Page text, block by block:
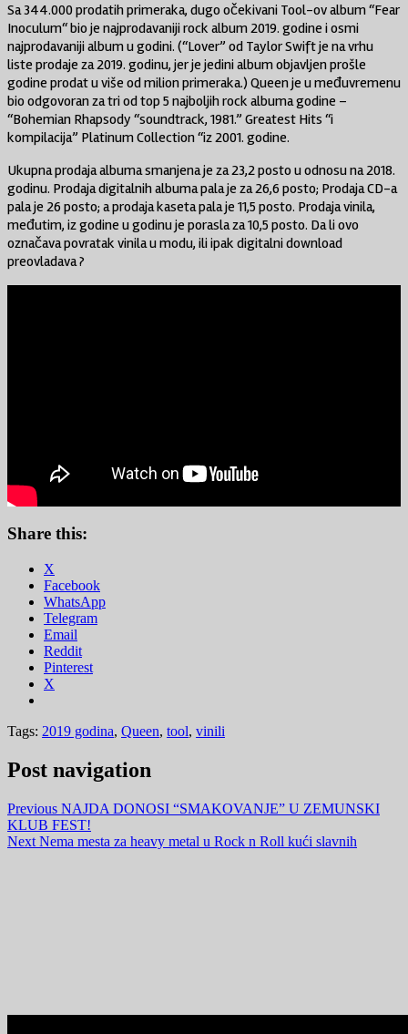
Sa 344.000 prodatih primeraka, dugo očekivani Tool-ov album “Fear
Inoculum“ bio je najprodavaniji rock album 2019. godine i osmi
najprodavaniji album u godini. (“Lover” od Taylor Swift je na vrhu
liste prodaje za 2019. godinu, jer je jedini album objavljen prošle
godine prodat u više od milion primeraka.) Queen je u međuvremenu
bio odgovoran za tri od top 5 najboljih rock albuma godine –
“Bohemian Rhapsody “soundtrack, 1981.” Greatest Hits “i
kompilacija” Platinum Collection “iz 2001. godine.
Ukupna prodaja albuma smanjena je za 23,2 posto u odnosu na 2018.
godinu. Prodaja digitalnih albuma pala je za 26,6 posto; Prodaja CD-a
pala je 26 posto; a prodaja kaseta pala je 11,5 posto. Prodaja vinila,
međutim, iz godine u godinu je porasla za 10,5 posto. Da li ovo
označava povratak vinila u modu, ili ipak digitalni download
preovladava ?
Share this:
X
Facebook
WhatsApp
Telegram
Email
Reddit
Pinterest
X
Tags: 2019 godina, Queen, tool, vinili
Post navigation
Previous NAJDA DONOSI “SMAKOVANJE” U ZEMUNSKI
KLUB FEST!
Next Nema mesta za heavy metal u Rock n Roll kući slavnih